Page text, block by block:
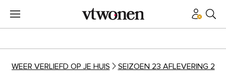
WEER VERLIEFD OP JE HUIS SEIZOEN 23 AFLEVERING 2